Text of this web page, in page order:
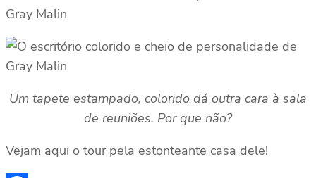
Um tapete estampado, colorido dá outra cara à sala
de reuniões. Por que não?
Vejam aqui o tour pela estonteante casa dele!